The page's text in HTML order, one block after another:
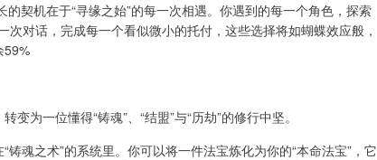
契机在于“寻缘之始”的每一次相遇。你遇到的每一个角色，探索
次对话，完成每一个看似微小的托付，这些选择将如蝴蝶效应般，
59%
为一位懂得“铸魂”、“结盟”与“历劫”的修行中坚。
魂之术”的系统里。你可以将一件法宝炼化为你的“本命法宝”，它